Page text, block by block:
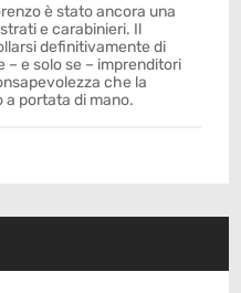
è stato ancora una
e carabinieri. Il
definitivamente di
– e solo se – imprenditori
che la
a portata di mano.